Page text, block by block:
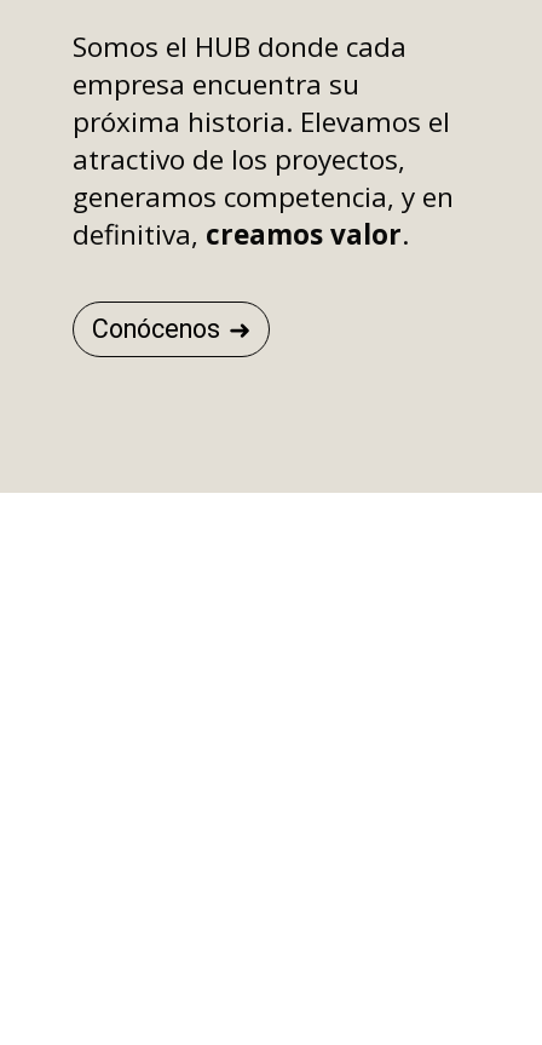
Somos el HUB donde cada
empresa encuentra su
próxima historia. Elevamos el
atractivo de los proyectos,
generamos competencia, y en
definitiva, creamos valor.
Conócenos